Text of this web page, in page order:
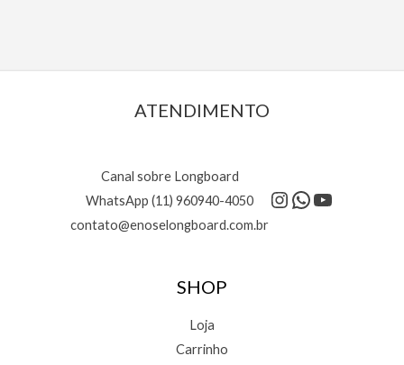
ATENDIMENTO
Canal sobre Longboard
WhatsApp (11) 960940-4050
contato@enoselongboard.com.br
Instagram
WhatsApp
Youtube
SHOP
Loja
Carrinho